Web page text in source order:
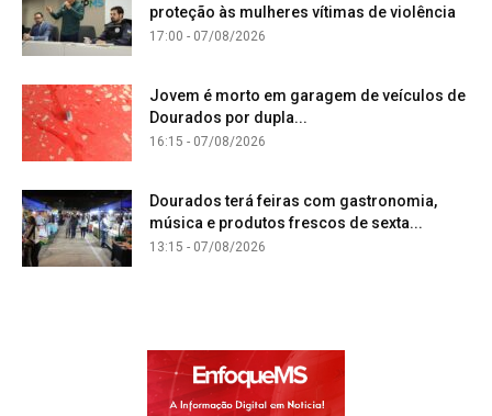
proteção às mulheres vítimas de violência
17:00 - 07/08/2026
Jovem é morto em garagem de veículos de
Dourados por dupla...
16:15 - 07/08/2026
Dourados terá feiras com gastronomia,
música e produtos frescos de sexta...
13:15 - 07/08/2026